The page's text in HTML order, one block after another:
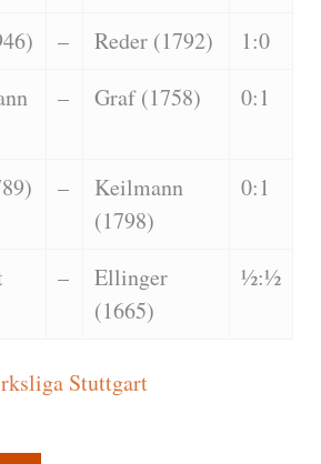
– Reder (1792)
1:0
– Graf (1758) 0:1
–
Keilmann
(1798)
0:1
–
Ellinger
(1665)
½:½
Stuttgart